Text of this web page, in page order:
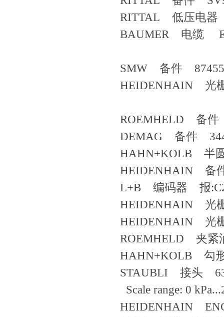
RITTAL 低压电器
BAUMER 电缆
SMW 备件
HEIDENHAIN 光
ROEMHELD 备
DEMAG 备件
HAHN+KOLB 半
HEIDENHAIN 备
L+B 编码器 报
HEIDENHAIN 光
HEIDENHAIN 光
ROEMHELD 夹紧
HAHN+KOLB 勾
STAUBLI 接头
Scale range: 0
HEIDENHAIN